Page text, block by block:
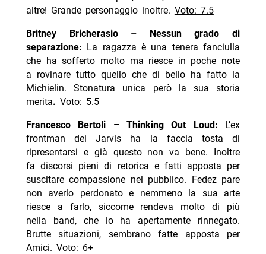
altre! Grande personaggio inoltre. Voto: 7.5
Britney Bricherasio – Nessun grado di
separazione: La ragazza è una tenera fanciulla
che ha sofferto molto ma riesce in poche note
a rovinare tutto quello che di bello ha fatto la
Michielin. Stonatura unica però la sua storia
merita. Voto: 5.5
Francesco Bertoli – Thinking Out Loud: L’ex
frontman dei Jarvis ha la faccia tosta di
ripresentarsi e già questo non va bene. Inoltre
fa discorsi pieni di retorica e fatti apposta per
suscitare compassione nel pubblico. Fedez pare
non averlo perdonato e nemmeno la sua arte
riesce a farlo, siccome rendeva molto di più
nella band, che lo ha apertamente rinnegato.
Brutte situazioni, sembrano fatte apposta per
Amici. Voto: 6+